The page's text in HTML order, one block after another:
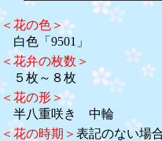
＜花の色＞
白色「9501」
＜花弁の枚数＞
５枚～８枚
＜花の形＞
半八重咲き 中輪
＜花の時期＞ 表記のない場